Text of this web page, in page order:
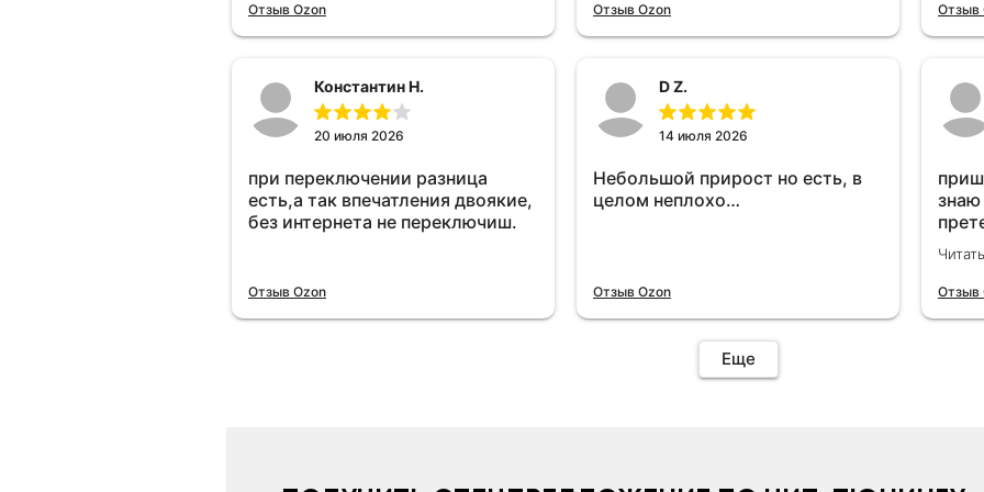
Отзыв Ozon
отключу и посмотрю, что будет
Отзыв Ozon Отзыв
Константин Н.
20 июля 2026
при переключении разница
есть,а так впечатления двоякие,
без интернета не переключиш.
Отзыв Ozon
D Z.
14 июля 2026
Небольшой прирост но есть, в
целом неплохо…
Отзыв Ozon
знаю
Отзыв
Еще